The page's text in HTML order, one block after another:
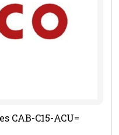
CAB-C15-ACU=